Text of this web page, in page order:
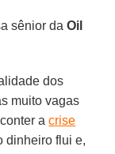
sênior daOil
dos
muito vagas
conter acrise
dinheiro flui e,